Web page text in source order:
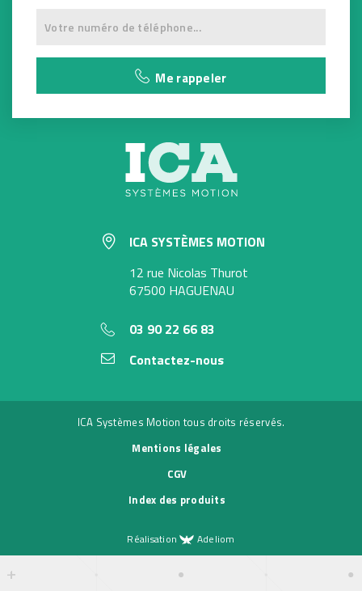
Me rappeler
ICA SYSTÈMES MOTION
12 rue Nicolas Thurot
67500 HAGUENAU
03 90 22 66 83
Contactez-nous
ICA Systèmes Motion tous droits réservés.
Mentions légales
CGV
Index des produits
Réalisation Adeliom